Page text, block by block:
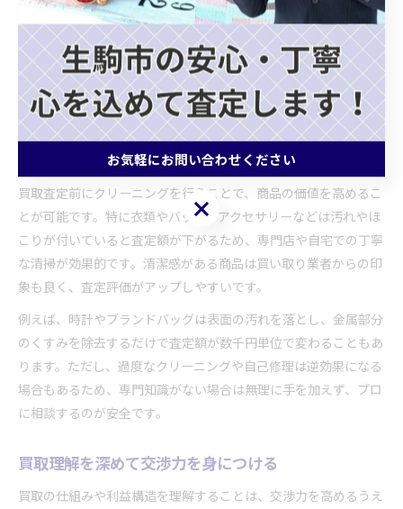
仕入れようとするため注意が必要です。
実際に買取の現場では、希望額を伏せて査定を受け、評価に基づ
いた価格提示をしてもらう方が高値交渉がしやすいケースが多い
です。交渉力を高めるためにも、まずは業者の提示価格を聞き、
その後で納得できる範囲で話を進めることをおすすめします。
買取査定前のクリーニングで価値向上
買取査定前にクリーニングを行うことで、商品の価値を高めるこ
とが可能です。特に衣類やバッグ、アクセサリーなどは汚れやほ
こりが付いていると査定額が下がるため、専門店や自宅での丁寧
な清掃が効果的です。清潔感がある商品は買い取り業者からの印
象も良く、査定評価がアップしやすいです。
例えば、時計やブランドバッグは表面の汚れを落とし、金属部分
のくすみを除去するだけで査定額が数千円単位で変わることもあ
ります。ただし、過度なクリーニングや自己修理は逆効果になる
場合もあるため、専門知識がない場合は無理に手を加えず、プロ
に相談するのが安全です。
買取理解を深めて交渉力を身につける
買取の仕組みや利益構造を理解することは、交渉力を高めるうえ
お気軽にお問い合わせください
お気軽にお問い合わせください